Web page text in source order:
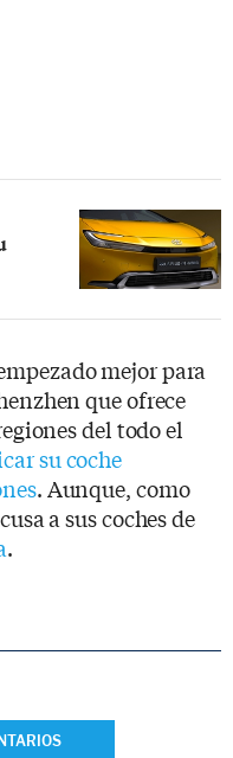
mejor para
que ofrece
del todo el
su coche
. Aunque, como
a sus coches de
.